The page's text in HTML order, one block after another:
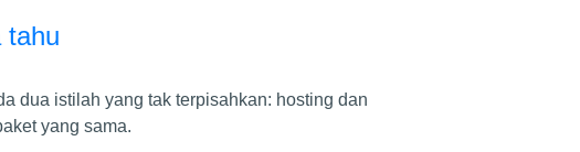
tahu
dua istilah yang tak terpisahkan: hosting dan
yang sama.